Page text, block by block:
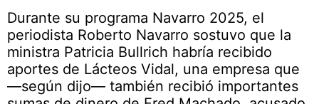
Durante su programa Navarro 2025, el
periodista Roberto Navarro sostuvo que la
ministra Patricia Bullrich habría recibido
aportes de Lácteos Vidal, una empresa que
—según dijo— también recibió importantes